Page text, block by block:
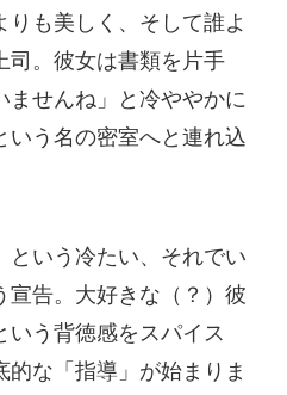
も美しく、そして誰よ
司。彼女は書類を片手
ませんね」と冷ややかに
いう名の密室へと連れ込
という冷たい、それでい
宣告。大好きな（？）彼
いう背徳感をスパイス
な「指導」が始まりま